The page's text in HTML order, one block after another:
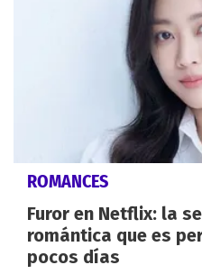
ROMANCES
Furor en Netflix: la
romántica que es
pocos días